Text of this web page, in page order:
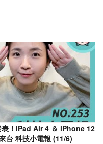
！iPad Air 4 ＆ iPhone 12
台 科技小電報 (11/6)